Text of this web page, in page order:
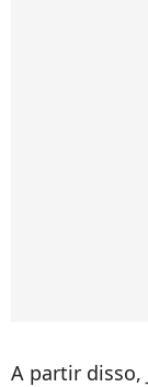
A partir disso,